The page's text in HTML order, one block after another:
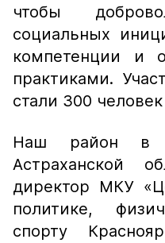
чтобы
социальных
компетенции и
практиками.
стали 300
Наш район в
Астраханской
директор МКУ
политике,
спорту